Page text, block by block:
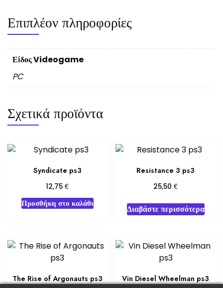
Επιπλέον πληροφορίες
Είδος Videogame
PC
Σχετικά προϊόντα
Syndicate ps3
12,75€
Προσθήκη στο καλάθι
Resistance 3 ps3
25,50€
Διαβάστε περισσότερα
The Rise of Argonauts ps3 Vin Diesel Wheelman ps3